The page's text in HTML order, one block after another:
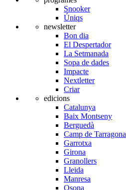
Snooker
Úniqs
newsletter
Bon dia
El Despertador
La Setmanada
Sopa de dades
Impacte
Nextletter
Criar
edicions
Catalunya
Baix Montseny
Berguedà
Camp de Tarragona
Garrotxa
Girona
Granollers
Lleida
Manresa
Osona